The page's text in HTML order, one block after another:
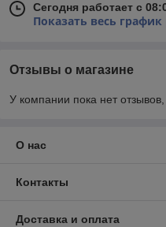
Сегодня работает с
Показать весь
Отзывы о магазине
У компании пока нет
О нас
Контакты
Доставка и оплата